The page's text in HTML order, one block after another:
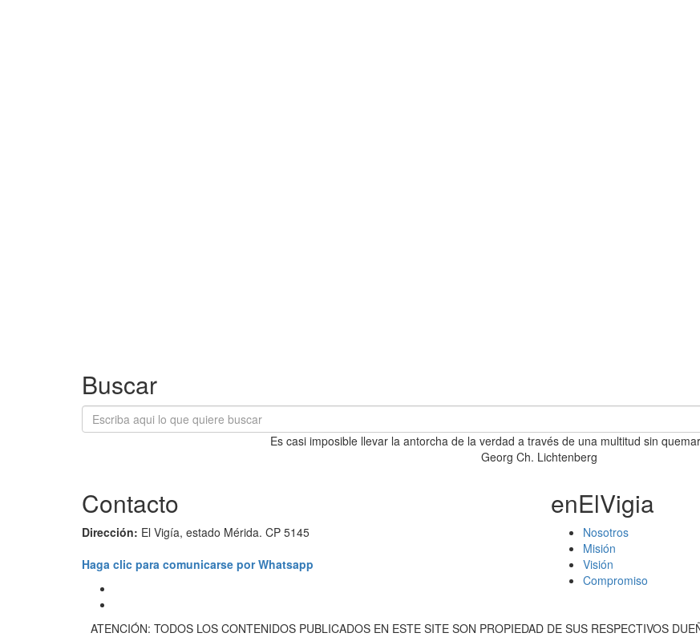
Buscar
Es casi imposible llevar la antorcha de la verdad a través de una multitud sin
Georg Ch. Lichtenberg
Contacto
Dirección: El Vigía, estado Mérida. CP 5145
Haga clic para comunicarse por Whatsapp
enElVigia
Nosotros
Misión
Visión
Compromiso
ATENCIÓN: TODOS LOS CONTENIDOS PUBLICADOS EN ESTE SITE SON PROPIEDAD DE SUS RESPECTIVOS